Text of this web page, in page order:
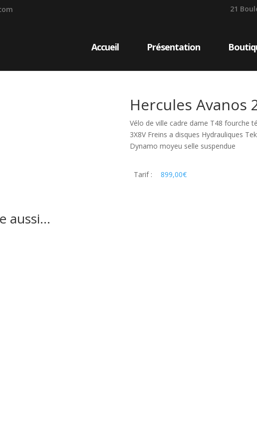
21
Accueil Présentation
Hercules Avanos
Vélo de ville cadre dame T48 fourche
3X8V Freins a disques Hydrauliques
Dynamo moyeu selle suspendue
Tarif : 899,00€
aussi…